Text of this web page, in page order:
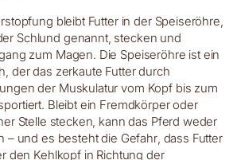
bleibt Futter in der Speiseröhre,
Schlund genannt, stecken und
zum Magen. Die Speiseröhre ist ein
der das zerkaute Futter durch
der Muskulatur vom Kopf bis zum
Bleibt ein Fremdkörper oder
Stelle stecken, kann das Pferd weder
– und es besteht die Gefahr, dass Futter
den Kehlkopf in Richtung der